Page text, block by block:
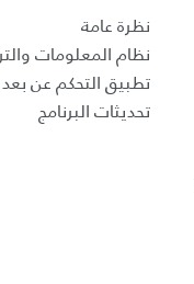
نظرة عامة
نظام المعلومات
تطبيق التحكم عن بعد
تحديثات البرنامج